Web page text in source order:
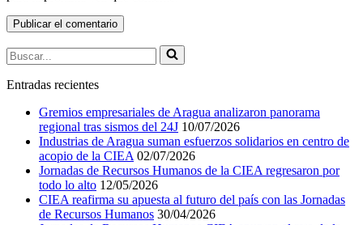
Buscar...
Entradas recientes
Gremios empresariales de Aragua analizaron panorama
regional tras sismos del 24J 10/07/2026
Industrias de Aragua suman esfuerzos solidarios en centro de
acopio de la CIEA 02/07/2026
Jornadas de Recursos Humanos de la CIEA regresaron por
todo lo alto 12/05/2026
CIEA reafirma su apuesta al futuro del país con las Jornadas
de Recursos Humanos 30/04/2026